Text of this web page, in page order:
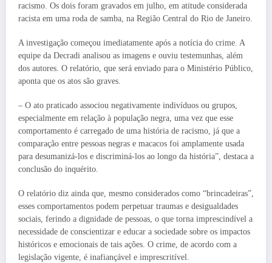
racismo. Os dois foram gravados em julho, em atitude considerada
racista em uma roda de samba, na Região Central do Rio de Janeiro.
A investigação começou imediatamente após a notícia do crime. A
equipe da Decradi analisou as imagens e ouviu testemunhas, além
dos autores. O relatório, que será enviado para o Ministério Público,
aponta que os atos são graves.
– O ato praticado associou negativamente indivíduos ou grupos,
especialmente em relação à população negra, uma vez que esse
comportamento é carregado de uma história de racismo, já que a
comparação entre pessoas negras e macacos foi amplamente usada
para desumanizá-los e discriminá-los ao longo da história”, destaca a
conclusão do inquérito.
O relatório diz ainda que, mesmo considerados como “brincadeiras”,
esses comportamentos podem perpetuar traumas e desigualdades
sociais, ferindo a dignidade de pessoas, o que torna imprescindível a
necessidade de conscientizar e educar a sociedade sobre os impactos
históricos e emocionais de tais ações. O crime, de acordo com a
legislação vigente, é inafiançável e imprescritível.